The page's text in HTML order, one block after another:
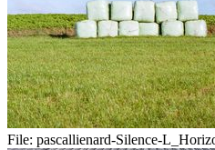
File: pascallienard-Silence-